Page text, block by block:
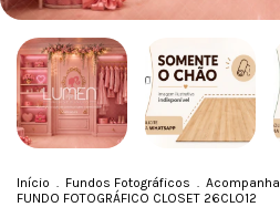
Início Fundos Fotográficos
FUNDO FOTOGRÁFICO CLOSET 26CLO12